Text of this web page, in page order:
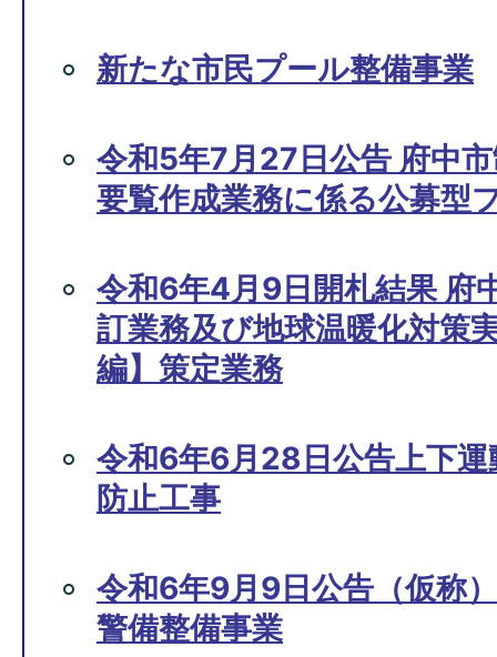
新たな市民プール整備事業
令和5年7月27日公告 府中
要覧作成業務に係る公募型
令和6年4月9日開札結果 府
訂業務及び地球温暖化対策
編】策定業務
令和6年6月28日公告上下
防止工事
令和6年9月9日公告（仮称
警備整備事業